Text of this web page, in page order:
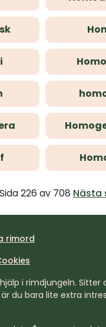
Sida 226 av 708 Nästa
rimord
hjälp i rimdjungeln.
du bara lite extra